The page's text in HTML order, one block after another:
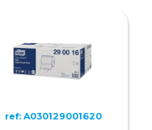
ref: A030129001620